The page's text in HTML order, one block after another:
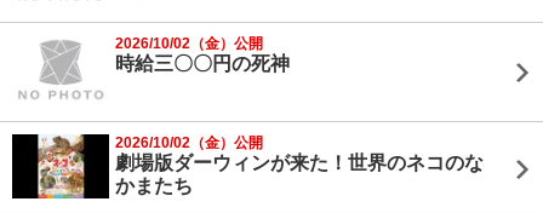
2026/10/02（金）公開
時給三〇〇円の死神
2026/10/02（金）公開
劇場版ダーウィンが来た！世界のネコのな
かまたち